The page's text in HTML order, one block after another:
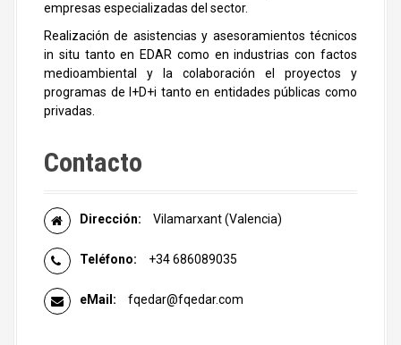
empresas especializadas del sector.
Realización de asistencias y asesoramientos técnicos
in situ tanto en EDAR como en industrias con factos
medioambiental y la colaboración el proyectos y
programas de I+D+i tanto en entidades públicas como
privadas.
Contacto
Dirección: Vilamarxant (Valencia)
Teléfono: +34 686089035
eMail: fqedar@fqedar.com